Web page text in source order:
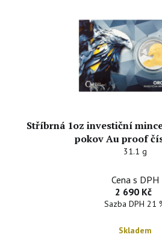
Stříbrná 1oz investiční
pokov Au proof
31.1 g
Cena s DPH
2 690 Kč
Sazba DPH 21
Skladem